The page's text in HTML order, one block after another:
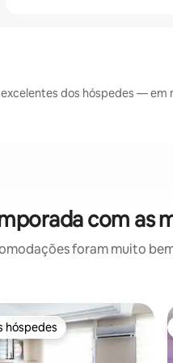
dos hóspedes — em
com as
foram muito
hóspedes
hóspedes